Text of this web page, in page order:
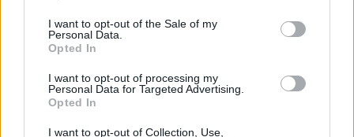
I want to opt-out of the Sale of my
Personal Data.
Opted In
I want to opt-out of processing my
Personal Data for Targeted Advertising.
Opted In
I want to opt-out of Collection, Use,
06/08/2026
Χατζηδάκης: «Στον κάλαθο των αχρήστων οι
διασύνδεσης Ελλάδας-Κύπρου»
06/08/2026
Μητσοτάκης: «Στρατηγική προτεραιότητα η